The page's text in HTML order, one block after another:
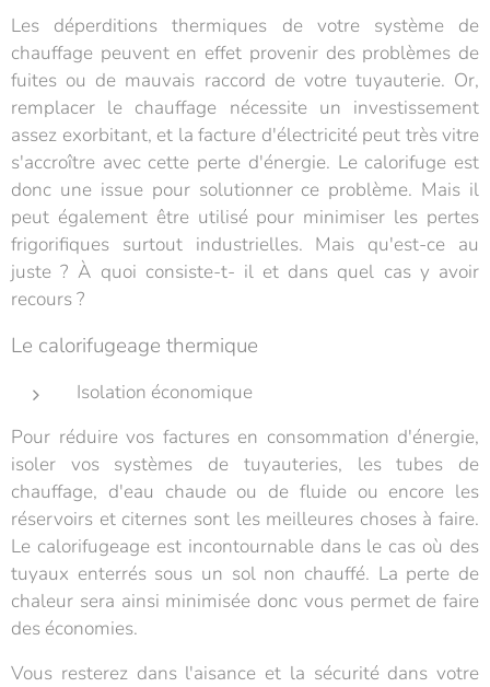
Les déperditions thermiques de votre système de
chauffage peuvent en effet provenir des problèmes de
fuites ou de mauvais raccord de votre tuyauterie. Or,
remplacer le chauffage nécessite un investissement
assez exorbitant, et la facture d'électricité peut très vitre
s'accroître avec cette perte d'énergie. Le calorifuge est
donc une issue pour solutionner ce problème. Mais il
peut également être utilisé pour minimiser les pertes
frigorifiques surtout industrielles. Mais qu'est-ce au
juste ? À quoi consiste-t- il et dans quel cas y avoir
recours ?
Le calorifugeage thermique
Isolation économique
Pour réduire vos factures en consommation d'énergie,
isoler vos systèmes de tuyauteries, les tubes de
chauffage, d'eau chaude ou de fluide ou encore les
réservoirs et citernes sont les meilleures choses à faire.
Le calorifugeage est incontournable dans le cas où des
tuyaux enterrés sous un sol non chauffé. La perte de
chaleur sera ainsi minimisée donc vous permet de faire
des économies.
Vous resterez dans l'aisance et la sécurité dans votre